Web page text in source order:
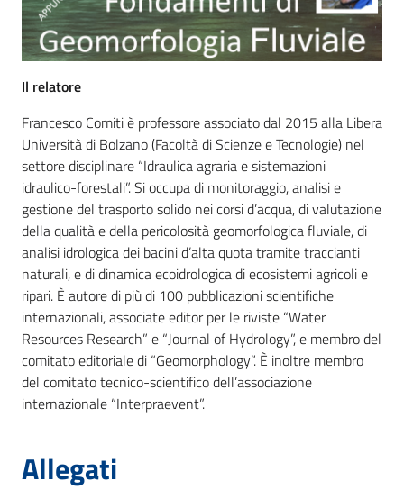
Il relatore
Francesco Comiti è professore associato dal 2015 alla Libera
Università di Bolzano (Facoltà di Scienze e Tecnologie) nel
settore disciplinare “Idraulica agraria e sistemazioni
idraulico-forestali”. Si occupa di monitoraggio, analisi e
gestione del trasporto solido nei corsi d’acqua, di valutazione
della qualità e della pericolosità geomorfologica fluviale, di
analisi idrologica dei bacini d’alta quota tramite traccianti
naturali, e di dinamica ecoidrologica di ecosistemi agricoli e
ripari. È autore di più di 100 pubblicazioni scientifiche
internazionali, associate editor per le riviste “Water
Resources Research” e “Journal of Hydrology”, e membro del
comitato editoriale di “Geomorphology”. È inoltre membro
del comitato tecnico-scientifico dell’associazione
internazionale “Interpraevent”.
Allegati